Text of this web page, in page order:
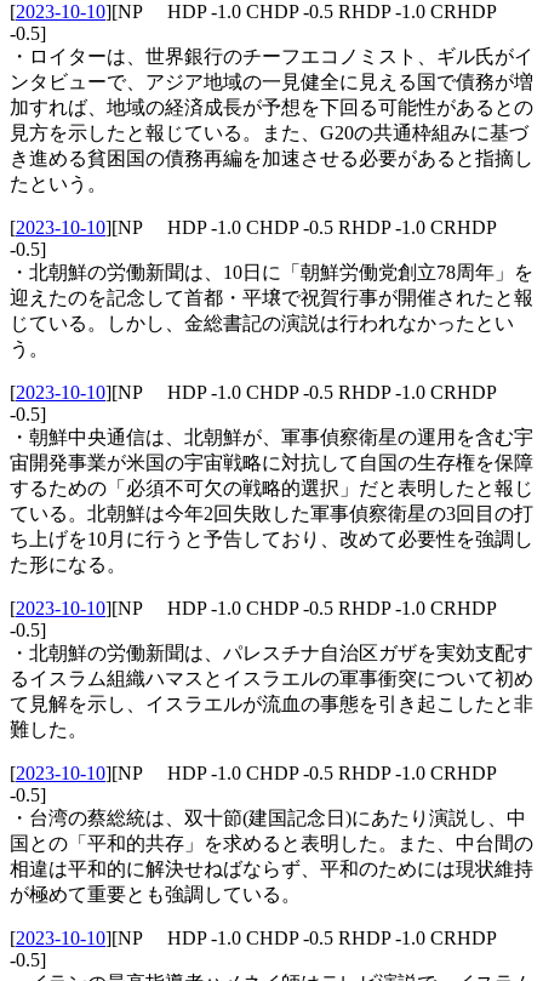
[2023-10-10][NP HDP -1.0 CHDP -0.5 RHDP -1.0 CRHDP
-0.5]
・ロイターは、世界銀行のチーフエコノミスト、ギル氏がイ
ンタビューで、アジア地域の一見健全に見える国で債務が増
加すれば、地域の経済成長が予想を下回る可能性があるとの
見方を示したと報じている。また、G20の共通枠組みに基づ
き進める貧困国の債務再編を加速させる必要があると指摘し
たという。
[2023-10-10][NP HDP -1.0 CHDP -0.5 RHDP -1.0 CRHDP
-0.5]
・北朝鮮の労働新聞は、10日に「朝鮮労働党創立78周年」を
迎えたのを記念して首都・平壌で祝賀行事が開催されたと報
じている。しかし、金総書記の演説は行われなかったとい
う。
[2023-10-10][NP HDP -1.0 CHDP -0.5 RHDP -1.0 CRHDP
-0.5]
・朝鮮中央通信は、北朝鮮が、軍事偵察衛星の運用を含む宇
宙開発事業が米国の宇宙戦略に対抗して自国の生存権を保障
するための「必須不可欠の戦略的選択」だと表明したと報じ
ている。北朝鮮は今年2回失敗した軍事偵察衛星の3回目の打
ち上げを10月に行うと予告しており、改めて必要性を強調し
た形になる。
[2023-10-10][NP HDP -1.0 CHDP -0.5 RHDP -1.0 CRHDP
-0.5]
・北朝鮮の労働新聞は、パレスチナ自治区ガザを実効支配す
るイスラム組織ハマスとイスラエルの軍事衝突について初め
て見解を示し、イスラエルが流血の事態を引き起こしたと非
難した。
[2023-10-10][NP HDP -1.0 CHDP -0.5 RHDP -1.0 CRHDP
-0.5]
・台湾の蔡総統は、双十節(建国記念日)にあたり演説し、中
国との「平和的共存」を求めると表明した。また、中台間の
相違は平和的に解決せねばならず、平和のためには現状維持
が極めて重要とも強調している。
[2023-10-10][NP HDP -1.0 CHDP -0.5 RHDP -1.0 CRHDP
-0.5]